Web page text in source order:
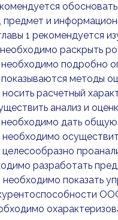
предмет и
1 рекомендуется
раскрыть
необходимо подробно
показываются методы
расчетный
анализ и
необходимо дать
необходимо
целесообразно
разработать
необходимо показать